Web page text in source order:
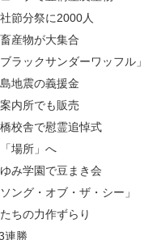
節分祭に2000人
産物が大集合
ラックサンダーワッフル
地震の義援金
内所でも販売
校舎で慰霊追悼式
場所」へ
み学園で豆まき会
ング・オブ・ザ・シー」
ちの力作ずらり
連勝